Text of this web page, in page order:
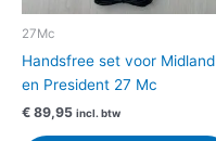
27Mc
Handsfree set voor Midland
en President 27 Mc
€ 89,95 incl. btw